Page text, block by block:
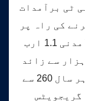
ٹی برآمدات
کرنے کی راہ پر
گامزن ہیں، فری لانسرز کی سالانہ آمدنی 1.1 ارب
ڈالر تک پہنچ چکی ہے، ملک میں 26 ہزار سے زائد
آئی ٹی کمپنیاں کام کر رہی ہیں، ہر سال 260 سے
زیادہ گریجویٹس